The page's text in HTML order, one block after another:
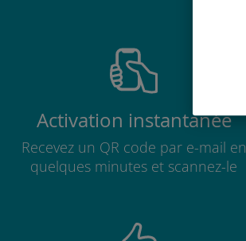
Activation instantanée
Recevez un QR code par e-mail en
quelques minutes et scannez-le